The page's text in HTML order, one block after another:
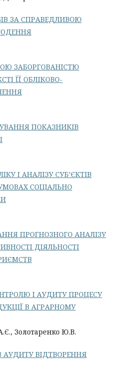
ЗА СПРАВЕДЛИВОЮ
ЗАБОРГОВАНІСТЮ
ЇЇ ОБЛІКОВО-
ПОКАЗНИКІВ
І АНАЛІЗУ СУБ’ЄКТІВ
СОЦІАЛЬНО
ПРОГНОЗНОГО АНАЛІЗУ
ДІЯЛЬНОСТІ
І АУДИТУ ПРОЦЕСУ
В АГРАРНОМУ
Золотаренко Ю.В.
ВІДТВОРЕННЯ